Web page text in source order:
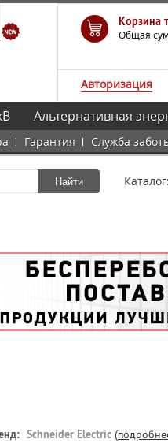
Корзина
Общая
Авторизация
Гарантия Служба
Альтернативная
Найти Каталог:
Schneider Electric (